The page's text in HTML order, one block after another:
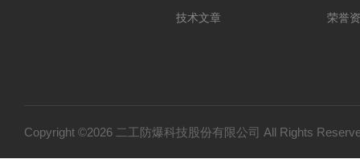
技术文章 荣誉
Copyright ©2026 二工防爆科技股份有限公司 All Rights